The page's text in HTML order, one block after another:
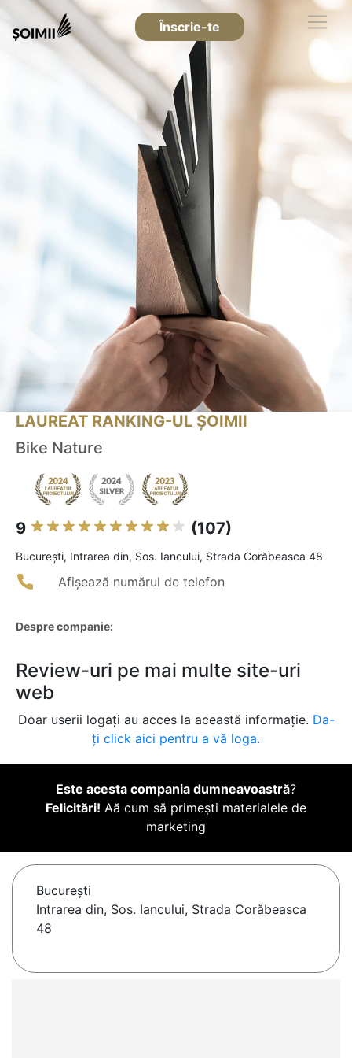
Înscrie-te
LAUREAT RANKING-UL ȘOIMII
Bike Nature
9 (107)
Bucureşti, Intrarea din, Sos. Iancului, Strada Corăbeasca 48
Afișează numărul de telefon
Despre companie:
Review-uri pe mai multe site-uri
web
Doar userii logați au acces la această informație. Da-
ți click aici pentru a vă loga.
Este acesta compania dumneavoastră?
Felicitări! Aă cum să primești materialele de
marketing
Bucureşti
Intrarea din, Sos. Iancului, Strada Corăbeasca
48